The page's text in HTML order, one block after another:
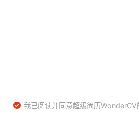
我已阅读并同意超级简历WonderCV